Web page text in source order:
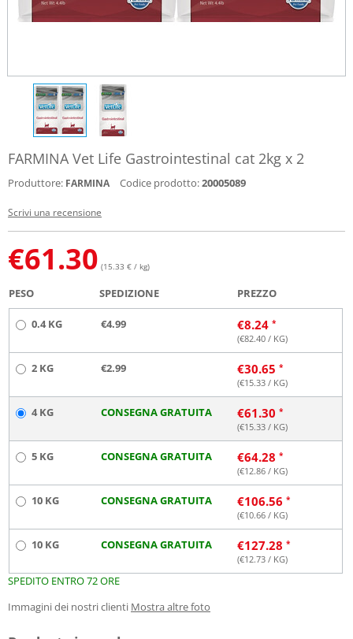
FARMINA Vet Life Gastrointestinal cat 2kg x 2
Produttore: FARMINA Codice prodotto:20005089
Scrivi una recensione
€61.30 (15.33 € / kg)
PESO SPEDIZIONE PREZZO
0.4 KG €4.99 €8.24
(€82.40 / KG)
2 KG €2.99 €30.65
(€15.33 / KG)
4 KG CONSEGNA GRATUITA €61.30
(€15.33 / KG)
5 KG CONSEGNA GRATUITA €64.28
(€12.86 / KG)
10 KG CONSEGNA GRATUITA €106.56
(€10.66 / KG)
10 KG CONSEGNA GRATUITA €127.28
(€12.73 / KG)
SPEDITO ENTRO 72 ORE
Immagini dei nostri clienti Mostra altre foto